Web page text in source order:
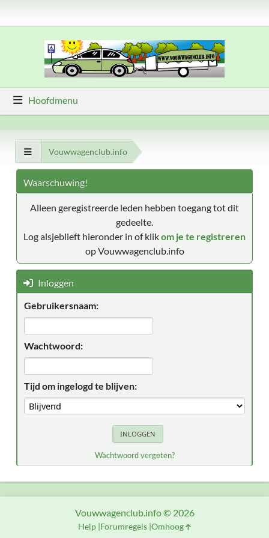
Hoofdmenu
Vouwwagenclub.info
Waarschuwing!
Alleen geregistreerde leden hebben toegang tot dit
gedeelte.
Log alsjeblieft hieronder in of klikom je te registreren
op Vouwwagenclub.info
Inloggen
Gebruikersnaam:
Wachtwoord:
Tijd om ingelogd te blijven:
Wachtwoord vergeten?
Vouwwagenclub.info © 2026
Help Forumregels Omhoog